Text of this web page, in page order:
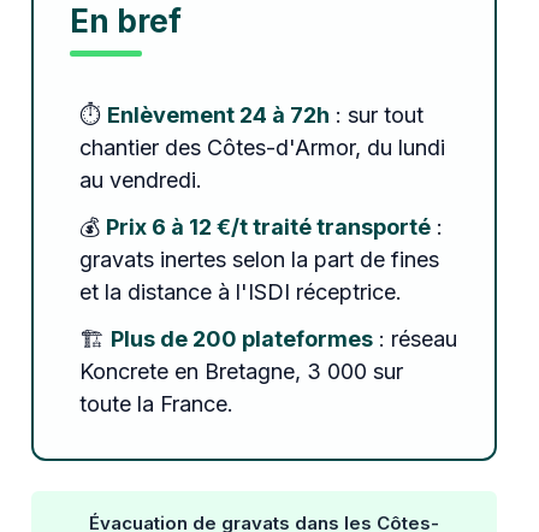
En bref
⏱️ Enlèvement 24 à 72h : sur tout
chantier des Côtes-d'Armor, du lundi
au vendredi.
💰 Prix 6 à 12 €/t traité transporté:
gravats inertes selon la part de fines
et la distance à l'ISDI réceptrice.
🏗️ Plus de 200 plateformes: réseau
Koncrete en Bretagne, 3 000 sur
toute la France.
Évacuation de gravats dans les Côtes-